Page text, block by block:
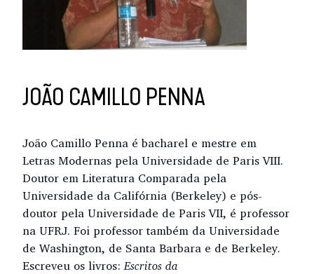
JOÃO CAMILLO PENNA
João Camillo Penna é bacharel e mestre em
Letras Modernas pela Universidade de Paris VIII.
Doutor em Literatura Comparada pela
Universidade da Califórnia (Berkeley) e pós-
doutor pela Universidade de Paris VII, é professor
na UFRJ. Foi professor também da Universidade
de Washington, de Santa Barbara e de Berkeley.
Escreveu os livros:Escritos da